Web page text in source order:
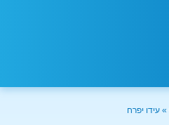
» עידו יפרח